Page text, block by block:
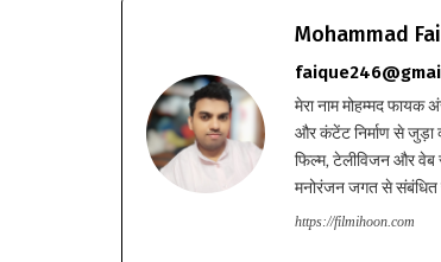
Mohammad
मेरा नाम मोहम्मद फायक
और कंटेंट निर्माण से जुड़ा
फिल्म, टेलीविजन और वेब
मनोरंजन जगत से संबंधित
https://filmihoon.com